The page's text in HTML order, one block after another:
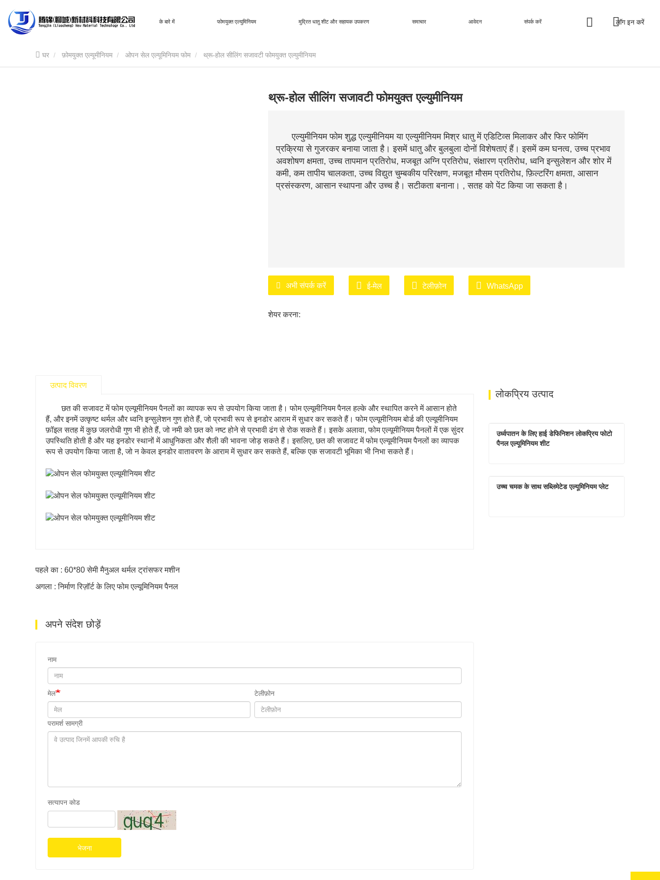
घर के बारे में फोमयुक्त एल्युमिनियम मुद्रित धातु शीट और सहायक उपकरण समाचार आवेदन संपर्क करें लॉग इन करें
घर फ़ोमयुक्त एल्यूमीनियम ओपन सेल एल्यूमिनियम फोम थ्रू-होल सीलिंग सजावटी फोमयुक्त एल्युमीनियम
थ्रू-होल सीलिंग सजावटी फोमयुक्त एल्युमीनियम
एल्युमीनियम फोम शुद्ध एल्युमीनियम या एल्युमीनियम मिश्र धातु में एडिटिव्स मिलाकर और फिर फोमिंग
प्रक्रिया से गुजरकर बनाया जाता है। इसमें धातु और बुलबुला दोनों विशेषताएं हैं। इसमें कम घनत्व, उच्च प्रभाव
अवशोषण क्षमता, उच्च तापमान प्रतिरोध, मजबूत अग्नि प्रतिरोध, संक्षारण प्रतिरोध, ध्वनि इन्सुलेशन और शोर में
कमी, कम तापीय चालकता, उच्च विद्युत चुम्बकीय परिरक्षण, मजबूत मौसम प्रतिरोध, फ़िल्टरिंग क्षमता, आसान
प्रसंस्करण, आसान स्थापना और उच्च है। सटीकता बनाना। , सतह को पेंट किया जा सकता है।
अभी संपर्क करें ई-मेल टेलीफ़ोन WhatsApp
शेयर करना:
उत्पाद विवरण
छत की सजावट में फोम एल्यूमीनियम पैनलों का व्यापक रूप से उपयोग किया जाता है। फोम एल्यूमीनियम पैनल हल्के और स्थापित करने में आसान होते
हैं, और इनमें उत्कृष्ट थर्मल और ध्वनि इन्सुलेशन गुण होते हैं, जो प्रभावी रूप से इनडोर आराम में सुधार कर सकते हैं। फोम एल्यूमीनियम बोर्ड की एल्यूमीनियम
फ़ॉइल सतह में कुछ जलरोधी गुण भी होते हैं, जो नमी को छत को नष्ट होने से प्रभावी ढंग से रोक सकते हैं। इसके अलावा, फोम एल्यूमीनियम पैनलों में एक सुंदर
उपस्थिति होती है और यह इनडोर स्थानों में आधुनिकता और शैली की भावना जोड़ सकते हैं। इसलिए, छत की सजावट में फोम एल्यूमीनियम पैनलों का व्यापक
रूप से उपयोग किया जाता है, जो न केवल इनडोर वातावरण के आराम में सुधार कर सकते हैं, बल्कि एक सजावटी भूमिका भी निभा सकते हैं।
पहले का : 60*80 सेमी मैनुअल थर्मल ट्रांसफर मशीन
अगला : निर्माण रिज़ॉर्ट के लिए फोम एल्यूमिनियम पैनल
अपने संदेश छोड़ें
नाम
मेल टेलीफ़ोन
परामर्श सामग्री
सत्यापन कोड
भेजना
लोकप्रिय उत्पाद
उर्ध्वपातन के लिए हाई डेफिनिशन लोकप्रिय फोटो
पैनल एल्यूमिनियम शीट
उच्च चमक के साथ सब्लिमेटेड एल्यूमिनियम प्लेट